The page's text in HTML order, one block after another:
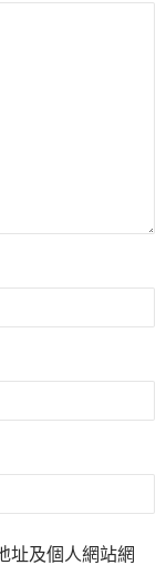
址及個人網站網